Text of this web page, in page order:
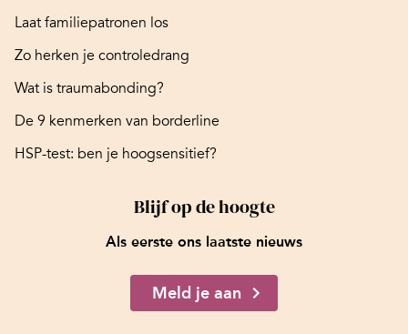
Laat familiepatronen los
Zo herken je controledrang
Wat is traumabonding?
De 9 kenmerken van borderline
HSP-test: ben je hoogsensitief?
Blijf op de hoogte
Als eerste ons laatste nieuws
Meld je aan